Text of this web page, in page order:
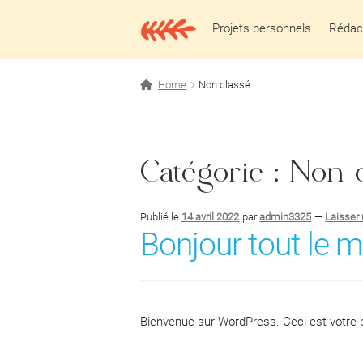
à
au
Projets personnels
Home Non classé
Catégorie : Non
Publié le 14 avril 2022 paradmin3325 — Laisser
Bonjour tout le
Bienvenue sur WordPress. Ceci est